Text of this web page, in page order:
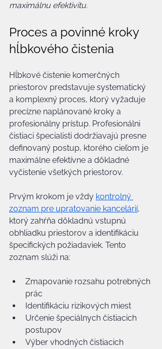
maximálnu efektivitu.
Proces a povinné kroky
hĺbkového čistenia
Hĺbkové čistenie komerčných
priestorov predstavuje systematický
a komplexný proces, ktorý vyžaduje
precízne naplánované kroky a
profesionálny prístup. Profesionálni
čistiaci špecialisti dodržiavajú presne
definovaný postup, ktorého cieľom je
maximálne efektívne a dôkladné
vyčistenie všetkých priestorov.
Prvým krokom je vždy kontrolný
zoznam pre upratovanie kancelárií,
ktorý zahŕňa dôkladnú vstupnú
obhliadku priestorov a identifikáciu
špecifických požiadaviek. Tento
zoznam slúži na:
Zmapovanie rozsahu potrebných
prác
Identifikáciu rizikových miest
Určenie špeciálnych čistiacich
postupov
Výber vhodných čistiacich